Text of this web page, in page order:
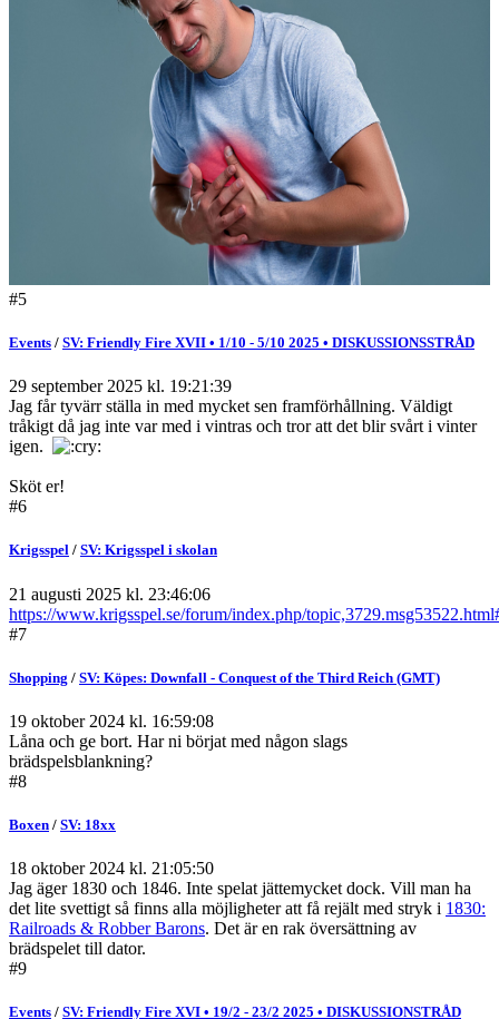
#5
Events / SV: Friendly Fire XVII • 1/10 - 5/10 2025 • DISKUSSIONSSTRÅD
29 september 2025 kl. 19:21:39
Jag får tyvärr ställa in med mycket sen framförhållning. Väldigt
tråkigt då jag inte var med i vintras och tror att det blir svårt i vinter
igen.
Sköt er!
#6
Krigsspel / SV: Krigsspel i skolan
21 augusti 2025 kl. 23:46:06
https://www.krigsspel.se/forum/index.php/
#7
Shopping / SV: Köpes: Downfall - Conquest of the Third Reich (GMT)
19 oktober 2024 kl. 16:59:08
Låna och ge bort. Har ni börjat med någon slags
brädspelsblankning?
#8
Boxen / SV: 18xx
18 oktober 2024 kl. 21:05:50
Jag äger 1830 och 1846. Inte spelat jättemycket dock. Vill man ha
det lite svettigt så finns alla möjligheter att få rejält med stryk i 1830:
Railroads & Robber Barons. Det är en rak översättning av
brädspelet till dator.
#9
Events / SV: Friendly Fire XVI • 19/2 - 23/2 2025 • DISKUSSIONSTRÅD